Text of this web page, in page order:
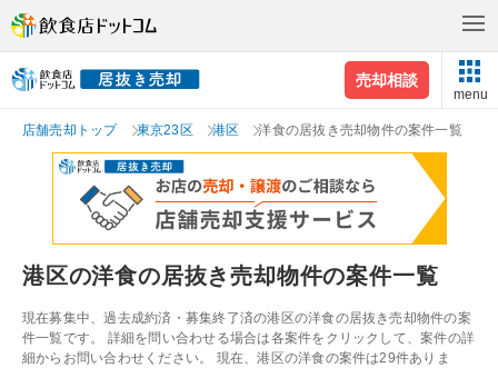
売却相談
menu
店舗売却トップ 東京23区 港区 洋食の居抜き売却物件の案件一覧
港区の洋食の居抜き売却物件の案件一覧
現在募集中、過去成約済・募集終了済の港区の洋食の居抜き売却物件の案
件一覧です。 詳細を問い合わせる場合は各案件をクリックして、案件の詳
細からお問い合わせください。 現在、港区の洋食の案件は29件ありま